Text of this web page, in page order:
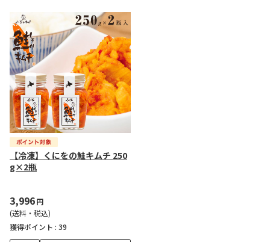
【冷凍】くにをの鮭キムチ 250
g×2瓶
3,996円
(送料・税込)
獲得ポイント : 39